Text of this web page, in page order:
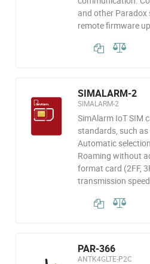
and other
remote firmware
SIMALARM-2
SIMALARM-2
SimAlarm IoT SIM
standards, such as
Automatic
Roaming without
format card (2FF,
transmission
PAR-366
ANTK4GLTE-P2C